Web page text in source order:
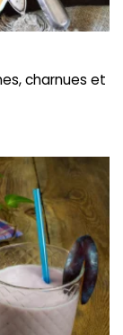
charnues et